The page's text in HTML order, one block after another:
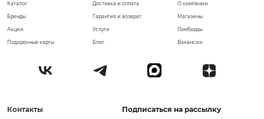
О компании
Магазины
Ломбарды
Вакансии
Каталог
Бренды
Акции
Подарочные карты
Доставка и оплата
Гарантия и возврат
Услуги
Блог
Контакты
Подписаться на рассылку